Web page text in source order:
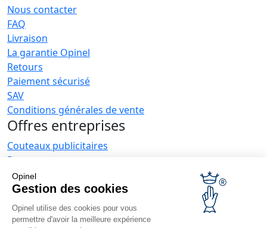
Opinel
Gestion des cookies
Opinel utilise des cookies pour vous
permettre d'avoir la meilleure expérience
Nous contacter
FAQ
Livraison
La garantie Opinel
Retours
Paiement sécurisé
SAV
Conditions générales de vente
Offres entreprises
Couteaux publicitaires
Restaurateurs
Opinel News
Recevoir les actualités
Retrouvez-nous